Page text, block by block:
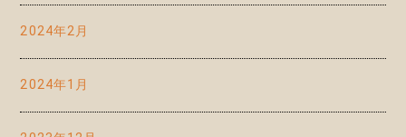
2024年2月
2024年1月